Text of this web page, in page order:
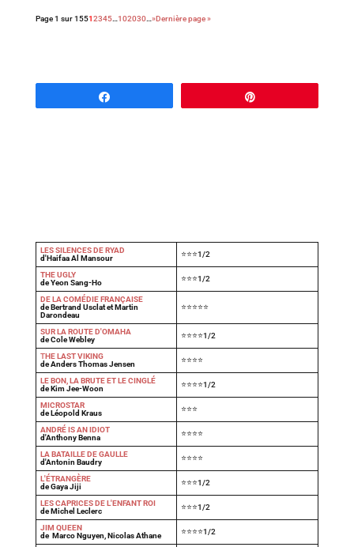
Page 1 sur 15512345…102030…»Dernière page »
LES SILENCES DE RYAD
d'Haifaa Al Mansour
⭐⭐⭐1/2
THE UGLY
de Yeon Sang-Ho
⭐⭐⭐1/2
DE LA COMÉDIE FRANÇAISE
de Bertrand Usclat et Martin
Darondeau
⭐⭐⭐⭐⭐
SUR LA ROUTE D'OMAHA
de Cole Webley
⭐⭐⭐⭐1/2
THE LAST VIKING
de Anders Thomas Jensen
⭐⭐⭐⭐
LE BON, LA BRUTE ET LE CINGLÉ
de Kim Jee-Woon
⭐⭐⭐⭐1/2
MICROSTAR
de Léopold Kraus
⭐⭐⭐
ANDRÉ IS AN IDIOT
d'Anthony Benna
⭐⭐⭐⭐
LA BATAILLE DE GAULLE
d'Antonin Baudry
⭐⭐⭐⭐
L'ÉTRANGÈRE
de Gaya Jiji
⭐⭐⭐1/2
LES CAPRICES DE L'ENFANT ROI
de Michel Leclerc
⭐⭐⭐1/2
JIM QUEEN
de Marco Nguyen, Nicolas Athane
⭐⭐⭐⭐1/2